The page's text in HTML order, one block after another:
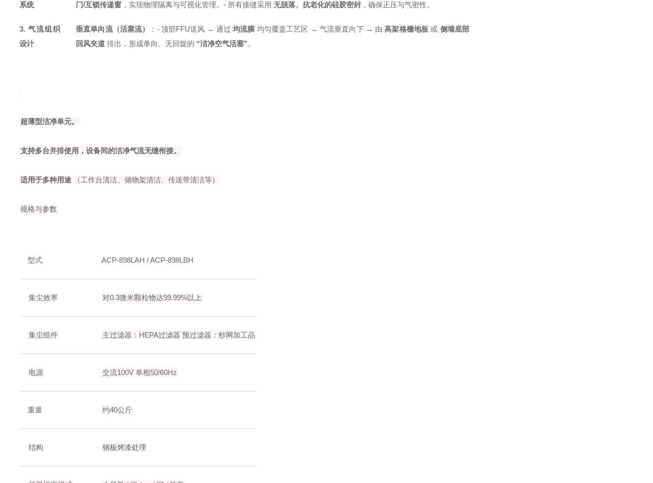
系统
门/互锁传递窗 ，实现物理隔离与可视化管理。 - 所有接缝采用 无脱落、抗老化的硅胶密封 ，确保正压与气密性。
3. 气流组织
设计
垂直单向流（活塞流） ： - 顶部FFU送风 → 通过均流膜 均匀覆盖工艺区 → 气流垂直向下 → 由高架格栅地板 或 侧墙底部
回风夹道 排出，形成单向、无回旋的 “洁净空气活塞"。
超薄型洁净单元。
支持多台并排使用，设备间的洁净气流无缝衔接。
适用于多种用途 （工作台清洁、储物架清洁、传送带清洁等）
规格与参数
型式 ACP-898LAH / ACP-898LBH
集尘效率 对0.3微米颗粒物达99.99%以上
集尘组件 主过滤器：HEPA过滤器 预过滤器：纱网加工品
电源 交流100V 单相50/60Hz
重量 约40公斤
结构 钢板烤漆处理